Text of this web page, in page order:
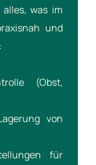
was im
und
(Obst,
von
für